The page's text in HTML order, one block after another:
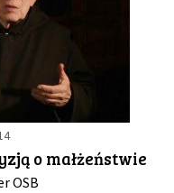
o małżeństwie
OSB